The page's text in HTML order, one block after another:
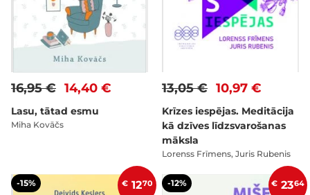
14,40 €
16,95 €
Lasu, tātad esmu
Miha Kovāčs
10,97 €
13,05 €
Krīzes iespējas. Meditācija
kā dzīves līdzsvarošanas
māksla
Lorenss Frīmens, Juris Rubenis
-15% € 1270 -12% € 2364